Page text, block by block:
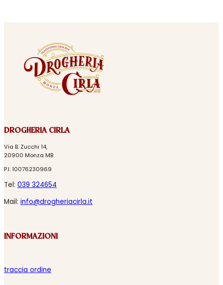
DROGHERIA CIRLA
Via B. Zucchi 14,
20900 Monza MB
P.I. 10076230969
Tel: 039 324654
Mail: info@drogheriacirla.it
INFORMAZIONI
traccia ordine